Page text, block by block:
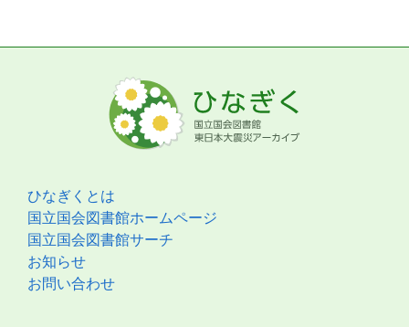
ひなぎくとは
国立国会図書館ホームページ
国立国会図書館サーチ
お知らせ
お問い合わせ